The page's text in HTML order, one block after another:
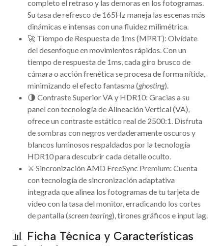
completo el retraso y las demoras en los fotogramas.
Su tasa de refresco de 165Hz maneja las escenas más
dinámicas e intensas con una fluidez milimétrica.
🚀 Tiempo de Respuesta de 1ms (MPRT): Olvídate
del desenfoque en movimientos rápidos. Con un
tiempo de respuesta de 1ms, cada giro brusco de
cámara o acción frenética se procesa de forma nítida,
minimizando el efecto fantasma (ghosting).
🌗 Contraste Superior VA y HDR10: Gracias a su
panel con tecnología de Alineación Vertical (VA),
ofrece un contraste estático real de 2500:1. Disfruta
de sombras con negros verdaderamente oscuros y
blancos luminosos respaldados por la tecnología
HDR10 para descubrir cada detalle oculto.
⚔️ Sincronización AMD FreeSync Premium: Cuenta
con tecnología de sincronización adaptativa
integrada que alinea los fotogramas de tu tarjeta de
video con la tasa del monitor, erradicando los cortes
de pantalla (screen tearing), tirones gráficos e input lag.
📊 Ficha Técnica y Características